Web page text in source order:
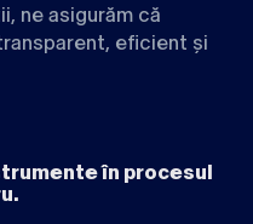
ne asigurăm că
eficient și
în procesul